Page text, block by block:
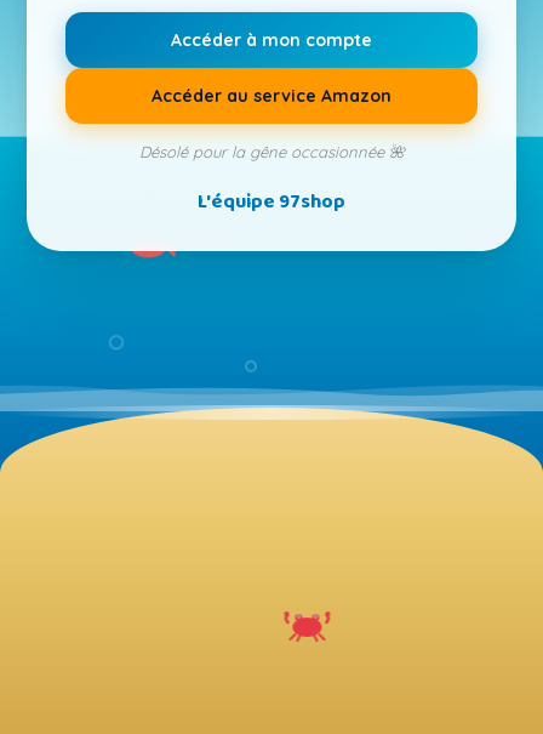
Accéder à mon compte
Accéder au service Amazon
Désolé pour la gêne occasionnée 🌺
L'équipe 97shop